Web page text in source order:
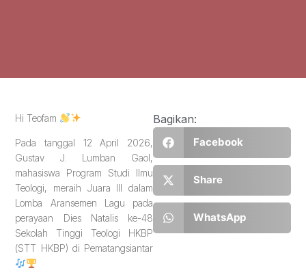
Hi Teofam
Pada tanggal 12 April 2026,
Gustav J. Lumban Gaol,
mahasiswa Program Studi Ilmu
Teologi, meraih Juara III dalam
Lomba Aransemen Lagu pada
perayaan Dies Natalis ke-48
Sekolah Tinggi Teologi HKBP
(STT HKBP) di Pematangsiantar
Bagikan:
Facebook
Share
WhatsApp